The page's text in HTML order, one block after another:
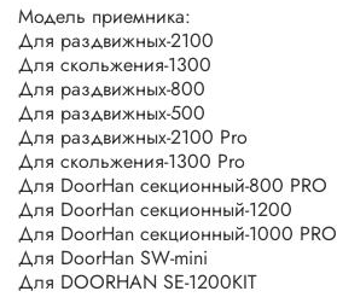
Модель приемника:
Для раздвижных-2100
Для скольжения-1300
Для раздвижных-800
Для раздвижных-500
Для раздвижных-2100 Pro
Для скольжения-1300 Pro
Для DoorHan секционный-800 PRO
Для DoorHan секционный-1200
Для DoorHan секционный-1000 PRO
Для DoorHan SW-mini
Для DOORHAN SE-1200KIT